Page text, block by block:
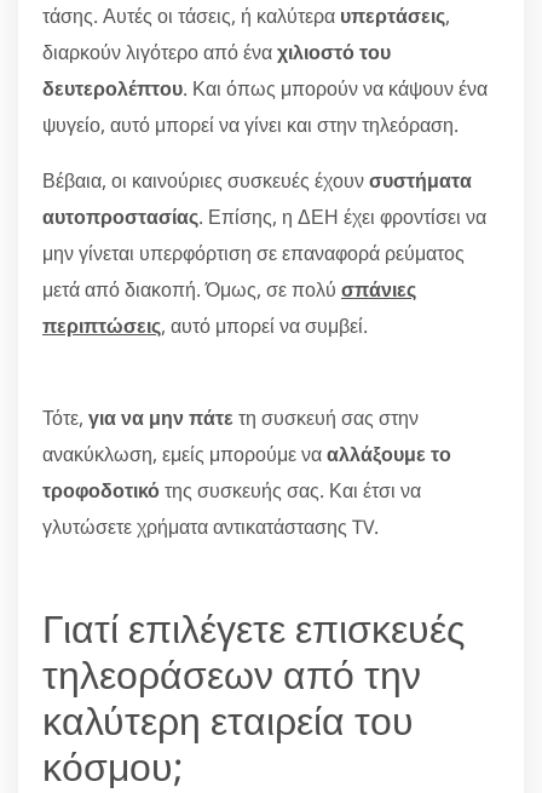
τάσης. Αυτές οι τάσεις, ή καλύτερα υπερτάσεις,
διαρκούν λιγότερο από έναχιλιοστό του
δευτερολέπτου. Και όπως μπορούν να κάψουν ένα
ψυγείο, αυτό μπορεί να γίνει και στην τηλεόραση.
Βέβαια, οι καινούριες συσκευές έχουνσυστήματα
αυτοπροστασίας. Επίσης, η ΔΕΗ έχει φροντίσει να
μην γίνεται υπερφόρτιση σε επαναφορά ρεύματος
μετά από διακοπή. Όμως, σε πολύ σπάνιες
περιπτώσεις, αυτό μπορεί να συμβεί.
Τότε, για να μην πάτε τη συσκευή σας στην
ανακύκλωση, εμείς μπορούμε νααλλάξουμε το
τροφοδοτικότης συσκευής σας. Και έτσι να
γλυτώσετε χρήματα αντικατάστασης TV.
Γιατί επιλέγετε επισκευές
τηλεοράσεων από την
καλύτερη εταιρεία του
κόσμου;